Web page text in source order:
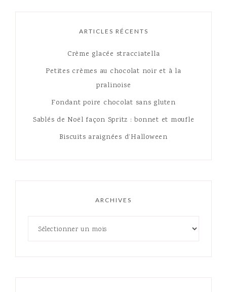
ARTICLES RÉCENTS
Crème glacée stracciatella
Petites crèmes au chocolat noir et à la
pralinoise
Fondant poire chocolat sans gluten
Sablés de Noël façon Spritz : bonnet et moufle
Biscuits araignées d’Halloween
ARCHIVES